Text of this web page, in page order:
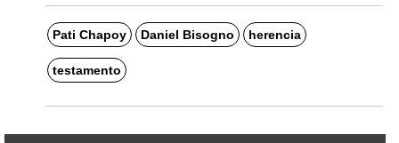
Pati Chapoy Daniel Bisogno herencia
testamento